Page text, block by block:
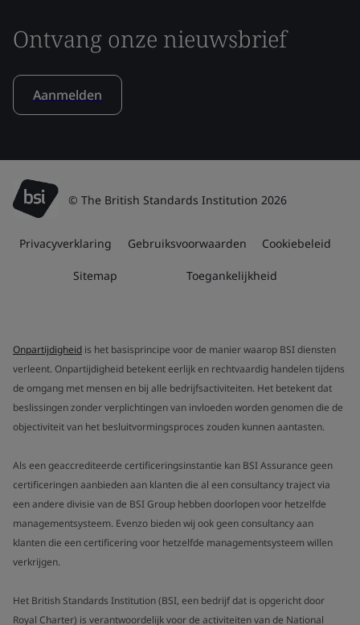
Ontvang onze nieuwsbrief
Aanmelden
© The British Standards Institution 2026
Privacyverklaring Gebruiksvoorwaarden Cookiebeleid
Sitemap Toegankelijkheid
Onpartijdigheid is het basisprincipe voor de manier waarop BSI diensten
verleent. Onpartijdigheid betekent eerlijk en rechtvaardig handelen tijdens
de omgang met mensen en bij alle bedrijfsactiviteiten. Het betekent dat
beslissingen zonder verplichtingen van invloeden worden genomen die de
objectiviteit van het besluitvormingsproces zouden kunnen aantasten.
Als een geaccrediteerde certificeringsinstantie kan BSI Assurance geen
certificeringen aanbieden aan klanten die al een consultancy traject via
een andere divisie van de BSI Group hebben doorlopen voor hetzelfde
managementsysteem. Evenzo bieden wij ook geen consultancy aan
klanten die een certificering voor hetzelfde managementsysteem willen
verkrijgen.
Het British Standards Institution (BSI, een bedrijf dat is opgericht door
Royal Charter) is verantwoordelijk voor de activiteiten van de National